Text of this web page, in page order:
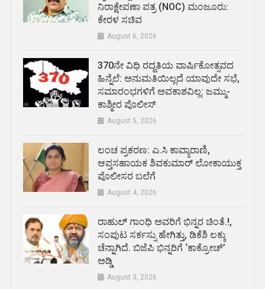
ನಿರಾಕ್ಷೇಪಣಾ ಪತ್ರ (NOC) ಮಂಜೂರು:
ಕೇರಳ ಸಚಿವ
August 6, 2026
370ನೇ ವಿಧಿ ರದ್ದತಿಯ ವಾರ್ಷಿಕೋತ್ಸವದ
ಹಿನ್ನೆಲೆ: ಅನುಮತಿಯಿಲ್ಲದೆ ಯಾವುದೇ ಸಭೆ,
ಸಮಾರಂಭಗಳಿಗೆ ಅವಕಾಶವಿಲ್ಲ: ಜಮ್ಮು-
ಕಾಶ್ಮೀರ ಪೊಲೀಸ್
August 5, 2026
ಲಂಚ ಪ್ರಕರಣ: ಎ.ಸಿ ಕಾವ್ಯಾರಾಣಿ,
ಆಪ್ತಸಹಾಯಕ ಶಿವಕುಮಾರ್‌ ಲೋಕಾಯುಕ್ತ
ಪೊಲೀಸರ ಬಲೆಗೆ
August 4, 2026
ರಾಹುಲ್ ಗಾಂಧಿ ಅವರಿಗೆ ಭಿನ್ನರ ಚಿಂತೆ.!,
ಸಂಪುಟ ಸರ್ಕಸ್ಸು ಹೇಗಿತ್ತು, ಡಿಕೆಶಿ ಲಕ್ಕು
ಚೆನ್ನಾಗಿದೆ. ಬಿಜೆಪಿ ಭಿನ್ನರಿಗೆ ‘ಕಾಕ್ರೋಚ್’
ಅಡ್ಡಿ
August 3, 2026